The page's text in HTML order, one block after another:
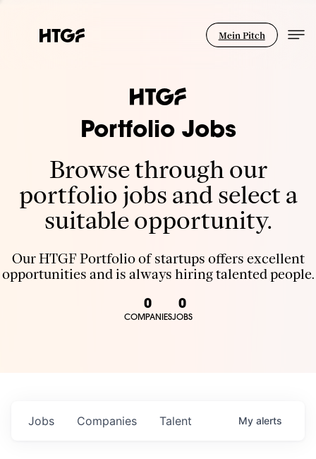
Mein Pitch
Portfolio Jobs
Browse through our
portfolio jobs and select a
suitable opportunity.
Our HTGF Portfolio of startups offers excellent
opportunities and is always hiring talented people.
0
COMPANIES
0
JOBS
Jobs Companies Talent My alerts